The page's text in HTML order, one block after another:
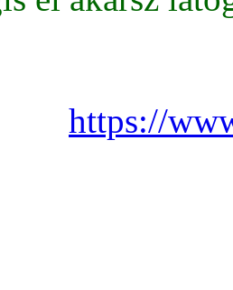
https://